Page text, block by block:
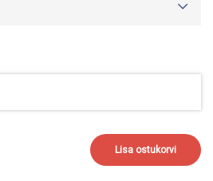
Lisa ostukorvi